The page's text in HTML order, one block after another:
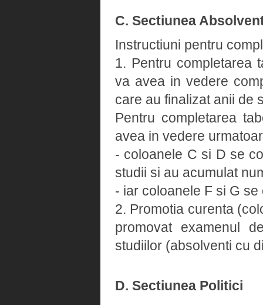
C. Sectiunea
Instructiuni pentru
1. Pentru completarea
va avea in vedere
care au finalizat anii de
Pentru completarea
avea in vedere
- coloanele C si D se
studii si au acumulat
- iar coloanele F si G
2. Promotia curenta
promovat examenul
studiilor (absolventi cu
D. Sectiunea Politici